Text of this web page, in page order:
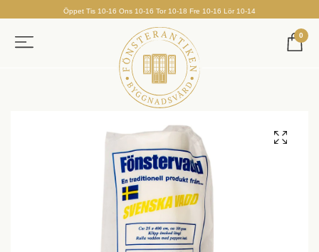
Öppet Tis 10-16 Ons 10-16 Tor 10-18 Fre 10-16 Lör 10-14
0